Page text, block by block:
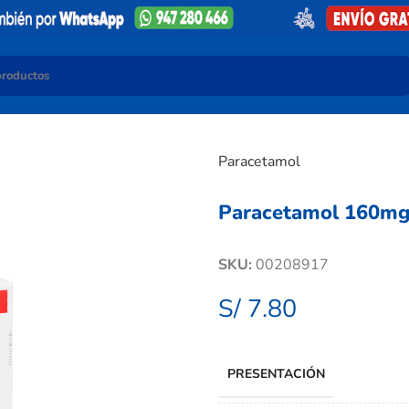
Paracetamol
Paracetamol
SKU: 00208917
S/7.80
PRESENTACIÓN